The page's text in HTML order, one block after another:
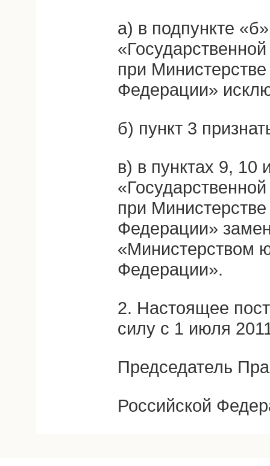
а) в подпункте
при
Федерации»
б) пункт 3
в) в пунктах 9, 10
при
Федерации»
«Министерством
Федерации».
2. Настоящее
силу с 1 июля
Председатель
Российской